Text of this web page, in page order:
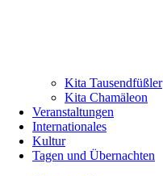
Kita Tausendfüßler
Kita Chamäleon
Veranstaltungen
Internationales
Kultur
Tagen und Übernachten